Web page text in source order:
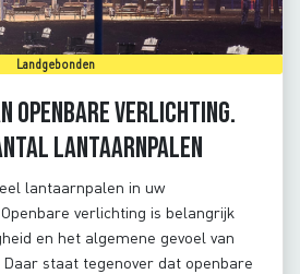
Landgebonden
openbare verlichting.
lantaarnpalen
lantaarnpalen in uw
verlichting is belangrijk
en het algemene gevoel van
staat tegenover dat openbare